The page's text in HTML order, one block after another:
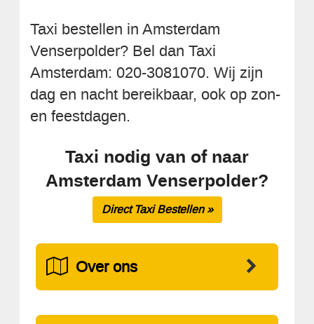
Taxi bestellen in Amsterdam
Venserpolder? Bel dan Taxi
Amsterdam: 020-3081070. Wij zijn
dag en nacht bereikbaar, ook op zon-
en feestdagen.
Taxi nodig van of naar
Amsterdam Venserpolder?
Direct Taxi Bestellen »
Over ons